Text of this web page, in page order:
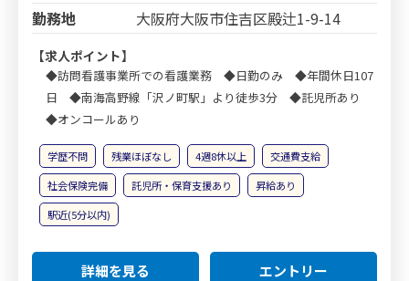
勤務地
大阪府大阪市住吉区殿辻1-9-14
【求人ポイント】
◆訪問看護事業所での看護業務 ◆日勤のみ ◆年間休日107
日 ◆南海高野線「沢ノ町駅」より徒歩3分 ◆託児所あり
◆オンコールあり
学歴不問 残業ほぼなし 4週8休以上
交通費支給
社会保険完備
託児所・保育支援あり
昇給あり
駅近(5分以内)
詳細を見る エントリー